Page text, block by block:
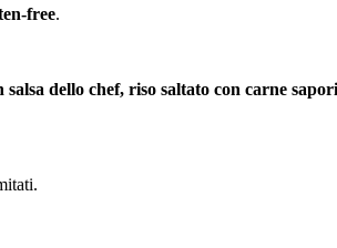
free.
dello chef, riso saltato con carne